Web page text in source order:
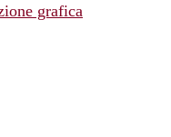
grafica